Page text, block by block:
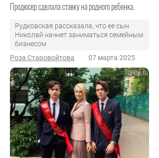
Продюсер сделала ставку на родного ребенка.
Рудковская рассказала, что ее сын
Николай начнет заниматься семейным
бизнесом
Роза Старовойтова
07 марта 2025